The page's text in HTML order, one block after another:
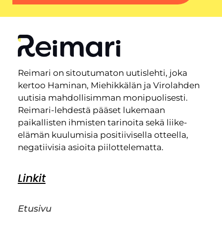
Reimari on sitoutumaton uutislehti, joka
kertoo Haminan, Miehikkälän ja Virolahden
uutisia mahdollisimman monipuolisesti.
Reimari-lehdestä pääset lukemaan
paikallisten ihmisten tarinoita sekä liike-
elämän kuulumisia positiivisella otteella,
negatiivisia asioita piilottelematta.
Linkit
Etusivu